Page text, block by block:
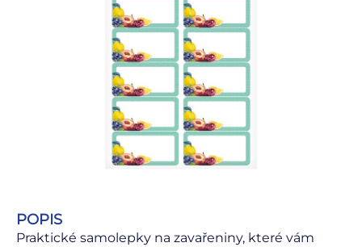
POPIS
Praktické samolepky na zavařeniny, které vám